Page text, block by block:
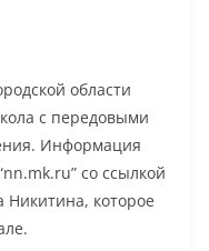
области
с передовыми
Информация
со ссылкой
Никитина, которое